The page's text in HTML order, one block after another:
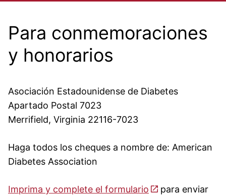
Para conmemoraciones
y honorarios
Asociación Estadounidense de Diabetes
Apartado Postal 7023
Merrifield, Virginia 22116-7023
Haga todos los cheques a nombre de: American
Diabetes Association
Imprima y complete el formulario
para enviar